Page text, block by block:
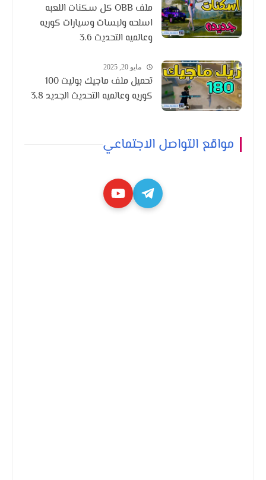
ملف OBB كل سكنات اللعبه
اسلحه ولبسات وسيارات كوريه
وعالميه التحديث 3.6
مايو 20, 2025
تحميل ملف ماجيك بوليت 100
كوريه وعالميه التحديث الجديد 3.8
مواقع التواصل الاجتماعي